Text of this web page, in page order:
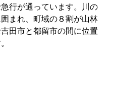
行が通っています。川の
まれ、町域の８割が山林
田市と都留市の間に位置